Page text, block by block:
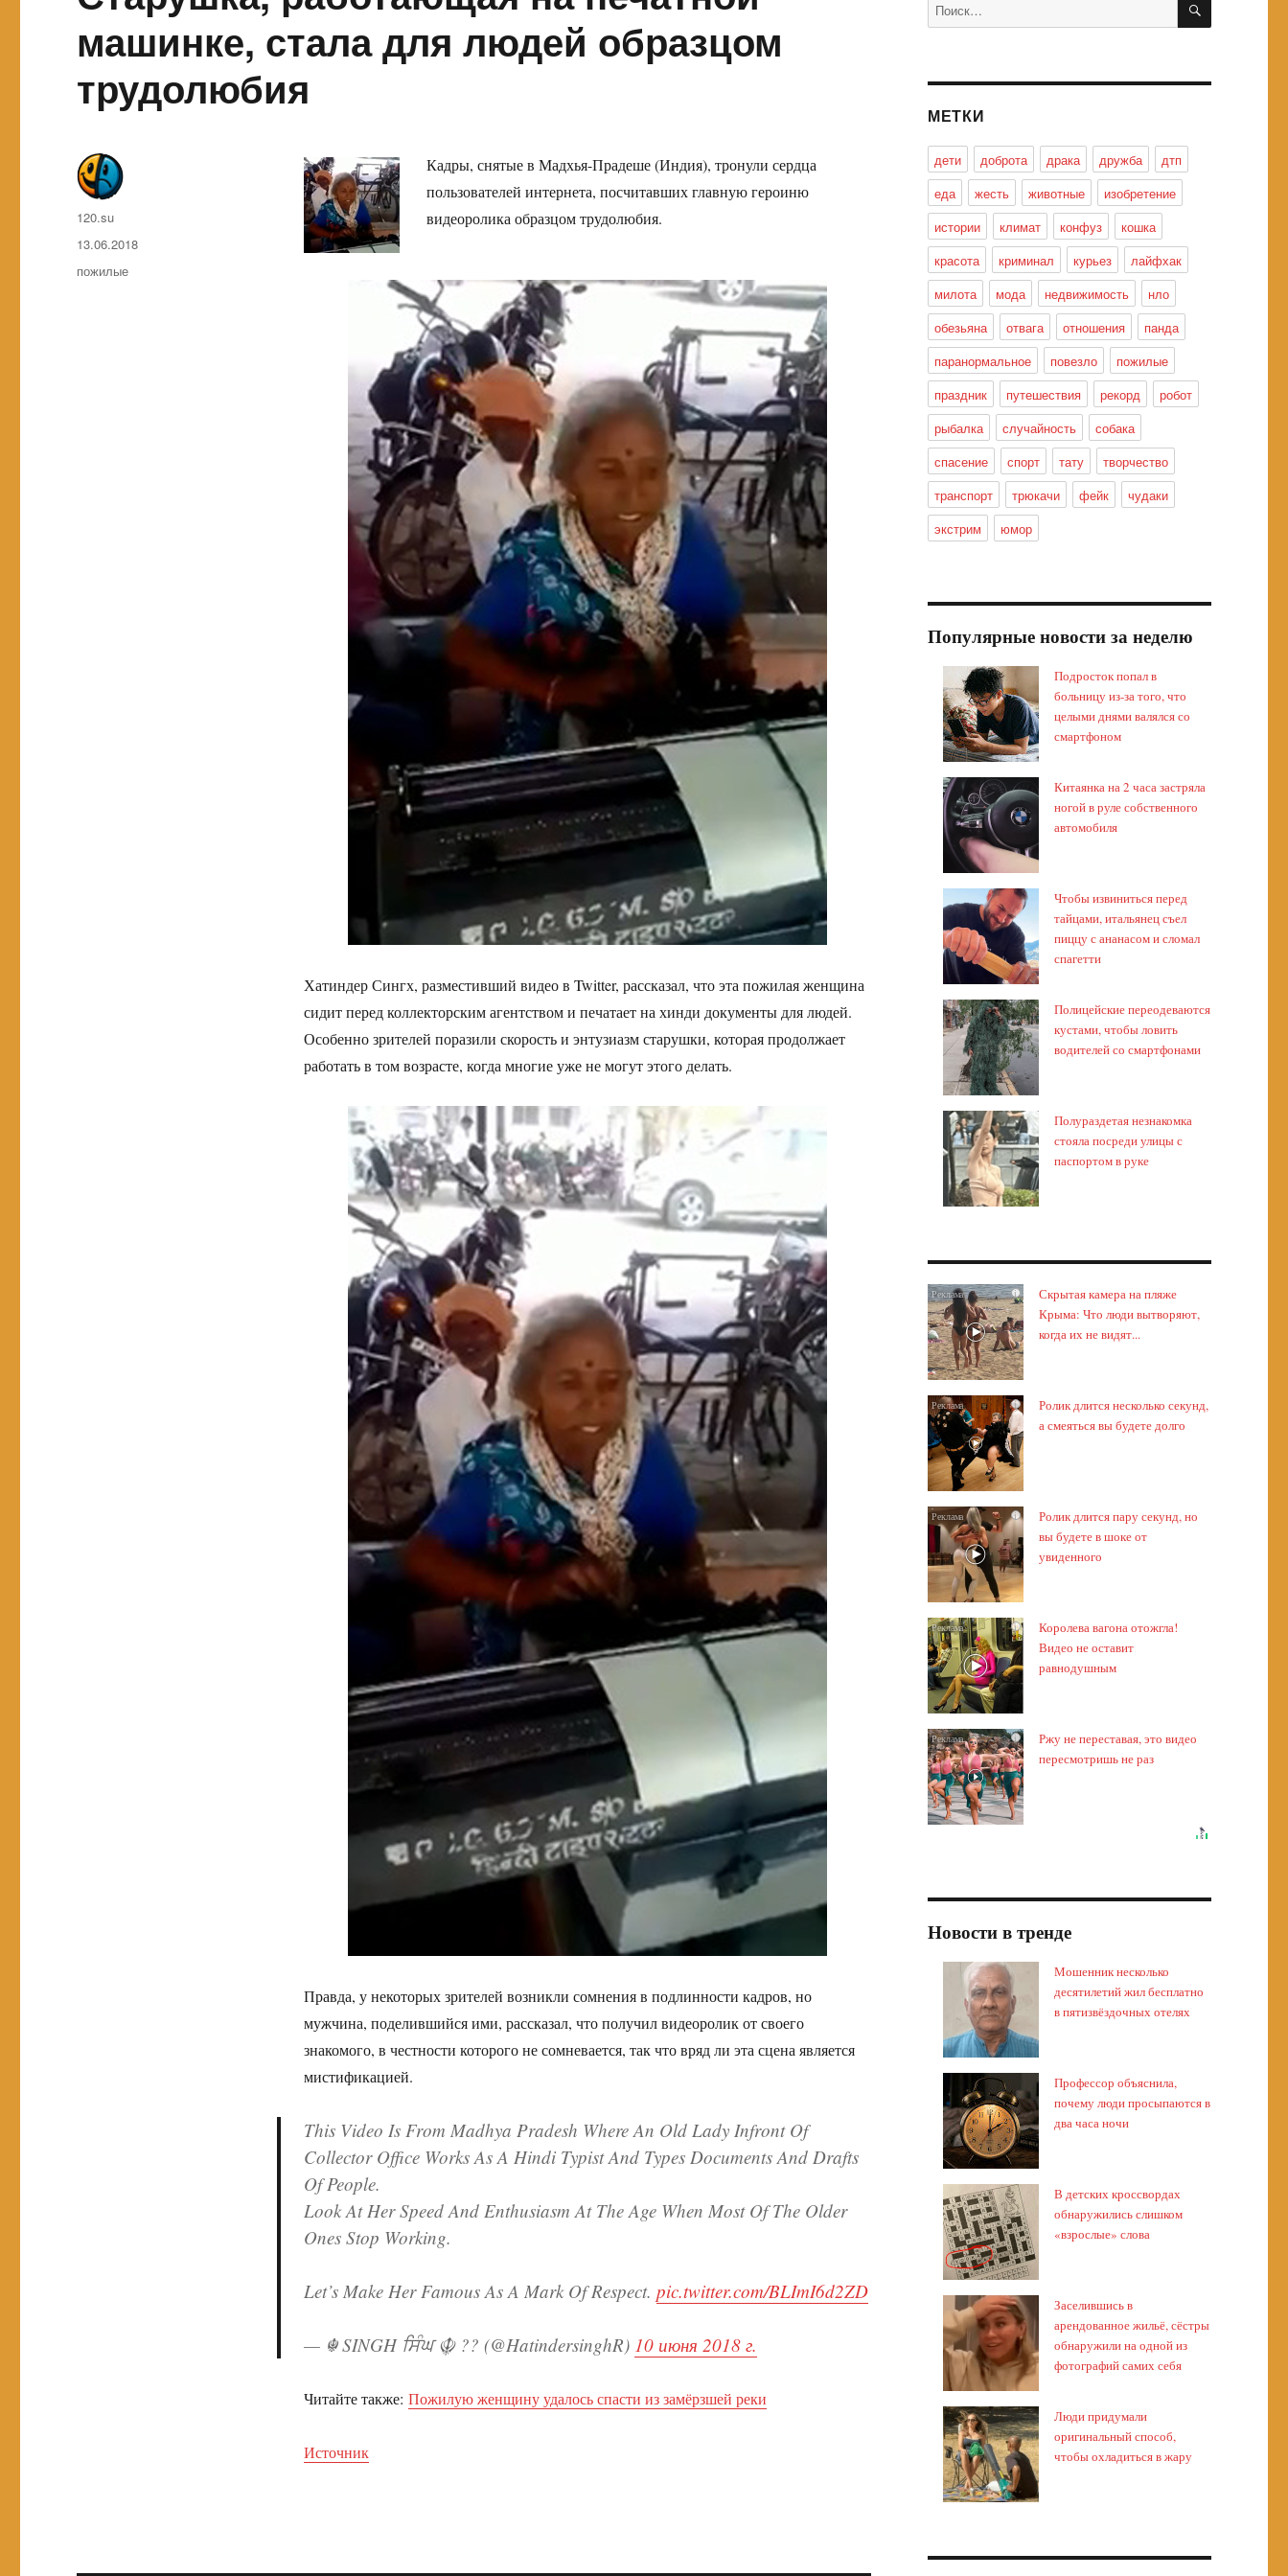
машинке, стала для людей образцом
трудолюбия
Кадры, снятые в Мадхья-Прадеше (Индия), тронули сердца
пользователей интернета, посчитавших главную героиню
видеоролика образцом трудолюбия.
Хатиндер Сингх, разместивший видео в Twitter, рассказал, что эта пожилая женщина
сидит перед коллекторским агентством и печатает на хинди документы для людей.
Особенно зрителей поразили скорость и энтузиазм старушки, которая продолжает
работать в том возрасте, когда многие уже не могут этого делать.
Правда, у некоторых зрителей возникли сомнения в подлинности кадров, но
мужчина, поделившийся ими, рассказал, что получил видеоролик от своего
знакомого, в честности которого не сомневается, так что вряд ли эта сцена является
мистификацией.
This Video Is From Madhya Pradesh Where An Old Lady Infront Of
Collector Office Works As A Hindi Typist And Types Documents And Drafts
Of People.
Look At Her Speed And Enthusiasm At The Age When Most Of The Older
Ones Stop Working.
Let’s Make Her Famous As A Mark Of Respect. pic.twitter.com/BLImI6d2ZD
— ☬ SINGH ਸਿੰਘ ☬ ?? (@HatindersinghR) 10 июня 2018 г.
Читайте также: Пожилую женщину удалось спасти из замёрзшей реки
Источник
Автор
120.su
Опубликовано
13.06.2018
Метки
пожилые
МЕТКИ
дети доброта драка дружба
дтп
еда
жесть животные
изобретение
истории
климат конфуз
кошка
красота
криминал курьез
лайфхак
милота
мода недвижимость
нло
обезьяна
отвага отношения
панда
паранормальное
повезло
пожилые
праздник
путешествия рекорд
робот
рыбалка
случайность
собака
спасение
спорт тату
творчество
транспорт
трюкачи фейк
чудаки
экстрим
юмор
Популярные новости за неделю
Подросток попал в
больницу из-за того, что
целыми днями валялся со
смартфоном
Китаянка на 2 часа застряла
ногой в руле собственного
автомобиля
Чтобы извиниться перед
тайцами, итальянец съел
пиццу с ананасом и сломал
спагетти
Полицейские переодеваются
кустами, чтобы ловить
водителей со смартфонами
Полураздетая незнакомка
стояла посреди улицы с
паспортом в руке
i
Скрытая камера на пляже
Крыма: Что люди вытворяют,
когда их не видят...
i
Ролик длится несколько секунд,
а смеяться вы будете долго
i
Ролик длится пару секунд, но
вы будете в шоке от
увиденного
i
Королева вагона отожгла!
Видео не оставит
равнодушным
i
Ржу не переставая, это видео
пересмотришь не раз
Новости в тренде
Мошенник несколько
десятилетий жил бесплатно
в пятизвёздочных отелях
Профессор объяснила,
почему люди просыпаются в
два часа ночи
В детских кроссвордах
обнаружились слишком
«взрослые» слова
Заселившись в
арендованное жильё, сёстры
обнаружили на одной из
фотографий самих себя
Люди придумали
оригинальный способ,
чтобы охладиться в жару